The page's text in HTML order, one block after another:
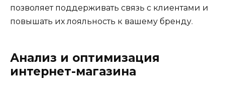
позволяет поддерживать связь с клиентами и
повышать их лояльность к вашему бренду.
Анализ и оптимизация
интернет-магазина